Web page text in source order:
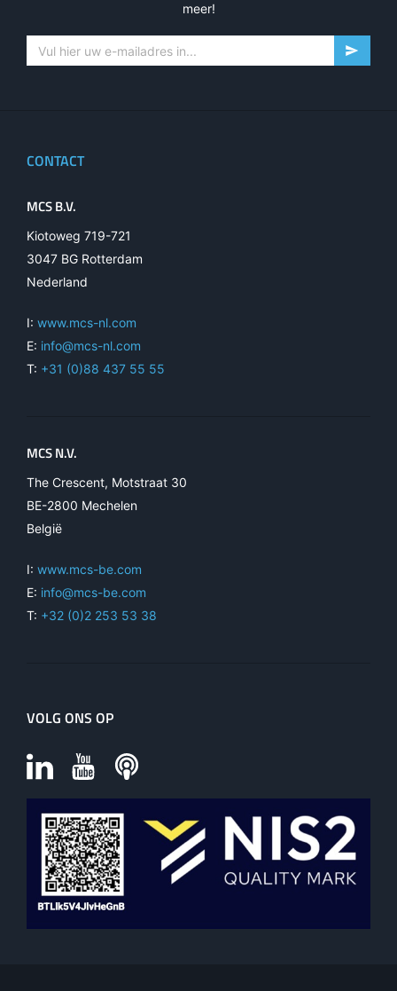
meer!
CONTACT
MCS B.V.
Kiotoweg 719-721
3047 BG Rotterdam
Nederland
I: www.mcs-nl.com
E: info@mcs-nl.com
T: +31 (0)88 437 55 55
MCS N.V.
The Crescent, Motstraat 30
BE-2800 Mechelen
België
I: www.mcs-be.com
E: info@mcs-be.com
T: +32 (0)2 253 53 38
VOLG ONS OP